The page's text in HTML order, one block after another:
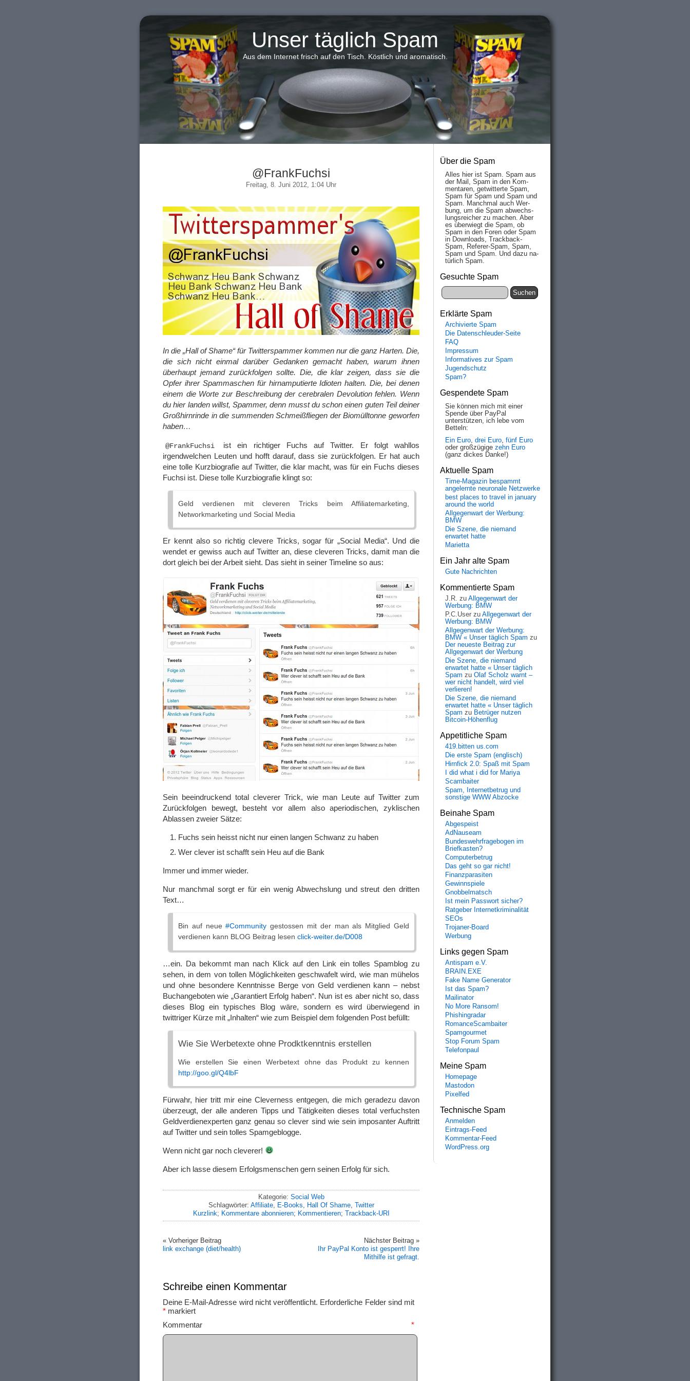
Unser täglich Spam
Aus dem Internet frisch auf den Tisch. Köstlich und aromatisch.
@FrankFuchsi
Freitag, 8. Juni 2012, 1:04 Uhr
In die „Hall of Shame“ für Twitterspammer kommen nur die ganz Harten. Die,
die sich nicht einmal darüber Gedanken gemacht haben, warum ihnen
überhaupt jemand zurückfolgen sollte. Die, die klar zeigen, dass sie die
Opfer ihrer Spammaschen für hirnamputierte Idioten halten. Die, bei denen
einem die Worte zur Beschreibung der cerebralen Devolution fehlen. Wenn
du hier landen willst, Spammer, denn musst du schon einen guten Teil deiner
Großhirnrinde in die summenden Schmeißfliegen der Biomülltonne geworfen
haben…
@FrankFuchsi
ist ein richtiger Fuchs auf Twitter. Er folgt wahllos
irgendwelchen Leuten und hofft darauf, dass sie zurückfolgen. Er hat auch
eine tolle Kurzbiografie auf Twitter, die klar macht, was für ein Fuchs dieses
Fuchsi ist. Diese tolle Kurzbiografie klingt so:
Geld verdienen mit cleveren Tricks beim Affiliatemarketing,
Networkmarketing und Social Media
Er kennt also so richtig clevere Tricks, sogar für „Social Media“. Und die
wendet er gewiss auch auf Twitter an, diese cleveren Tricks, damit man die
dort gleich bei der Arbeit sieht. Das sieht in seiner Timeline so aus:
Sein beeindruckend total cleverer Trick, wie man Leute auf Twitter zum
Zurückfolgen bewegt, besteht vor allem also aperiodischen, zyklischen
Ablassen zweier Sätze:
Fuchs sein heisst nicht nur einen langen Schwanz zu haben
Wer clever ist schafft sein Heu auf die Bank
Immer und immer wieder.
Nur manchmal sorgt er für ein wenig Abwechslung und streut den dritten
Text…
Bin auf neue#Community gestossen mit der man als Mitglied Geld
verdienen kann BLOG Beitrag lesen click-weiter.de/D008
…ein. Da bekommt man nach Klick auf den Link ein tolles Spamblog zu
sehen, in dem von tollen Möglichkeiten geschwafelt wird, wie man mühelos
und ohne besondere Kenntnisse Berge von Geld verdienen kann – nebst
Buchangeboten wie „Garantiert Erfolg haben“. Nun ist es aber nicht so, dass
dieses Blog ein typisches Blog wäre, sondern es wird überwiegend in
twittriger Kürze mit „Inhalten“ wie zum Beispiel dem folgenden Post befüllt:
Wie Sie Werbetexte ohne Prodktkenntnis erstellen
Wie erstellen Sie einen Werbetext ohne das Produkt zu kennen
http://goo.gl/Q4lbF
Fürwahr, hier tritt mir eine Cleverness entgegen, die mich geradezu davon
überzeugt, der alle anderen Tipps und Tätigkeiten dieses total verfuchsten
Geldverdienexperten ganz genau so clever sind wie sein imposanter Auftritt
auf Twitter und sein tolles Spamgeblogge.
Wenn nicht gar noch cleverer!
Aber ich lasse diesem Erfolgsmenschen gern seinen Erfolg für sich.
Kategorie: Social Web
Schlagwörter: Affiliate, E-Books Hall Of Shame, Twitter
Kurzlink; Kommentare abonnieren; Kommentieren; Trackback-URI
« Vorheriger Beitrag
link exchange (diet/health)
Nächster Beitrag »
Ihr PayPal Konto ist gesperrt! Ihre
Mithilfe ist gefragt.
Schreibe einen Kommentar
Deine E-Mail-Adresse wird nicht veröffentlicht. Erforderliche Felder sind mit
* markiert
Kommentar *
Über die Spam
Alles hier ist Spam. Spam aus
der Mail, Spam in den Kom­
men­taren, ge­twit­ter­te Spam,
Spam für Spam und Spam und
Spam. Manch­mal auch Wer­
bung, um die Spam ab­wechs­
lungs­reich­er zu mach­en. Aber
es über­wiegt die Spam, ob
Spam in den Fo­ren oder Spam
in Down­loads, Track­back-
Spam, Re­fe­rer-Spam, Spam,
Spam und Spam. Und da­zu na­
tür­lich Spam.
Gesuchte Spam
Erklärte Spam
Archivierte Spam
Die Datenschleuder-Seite
FAQ
Impressum
Informatives zur Spam
Jugendschutz
Spam?
Gespendete Spam
Sie können mich mit einer
Spende über PayPal
unterstützen, ich lebe vom
Betteln:
Ein Euro, drei Euro, fünf Euro
oder großzügige zehn Euro
(ganz dickes Danke!)
Aktuelle Spam
Time-Magazin bespammt
angelernte neuronale Netzwerke
best places to travel in january
around the world
Allgegenwart der Werbung:
BMW
Die Szene, die niemand
erwartet hatte
Marietta
Ein Jahr alte Spam
Gute Nachrichten
Kommentierte Spam
J.R. zu Allgegenwart der
Werbung: BMW
P.C.User zu Allgegenwart der
Werbung: BMW
Allgegenwart der Werbung:
BMW « Unser täglich Spam zu
Der neueste Beitrag zur
Allgegenwart der Werbung
Die Szene, die niemand
erwartet hatte « Unser täglich
Spam zu Olaf Scholz warnt –
wer nicht handelt, wird viel
verlieren!
Die Szene, die niemand
erwartet hatte « Unser täglich
Spam zu Betrüger nutzen
Bitcoin-Höhenflug
Appetitliche Spam
419.bitten us.com
Die erste Spam (englisch)
Hirnfick 2.0: Spaß mit Spam
I did what i did for Mariya
Scambaiter
Spam, Internetbetrug und
sonstige WWW Abzocke
Beinahe Spam
Abgespeist
AdNauseam
Bundeswehrfragebogen im
Briefkasten?
Computerbetrug
Das geht so gar nicht!
Finanzparasiten
Gewinnspiele
Gnobbelmatsch
Ist mein Passwort sicher?
Ratgeber Internetkriminalität
SEOs
Trojaner-Board
Werbung
Links gegen Spam
Antispam e.V.
BRAIN.EXE
Fake Name Generator
Ist das Spam?
Mailinator
No More Ransom!
Phishingradar
RomanceScambaiter
Spamgourmet
Stop Forum Spam
Telefonpaul
Meine Spam
Homepage
Mastodon
Pixelfed
Technische Spam
Anmelden
Eintrags-Feed
Kommentar-Feed
WordPress.org